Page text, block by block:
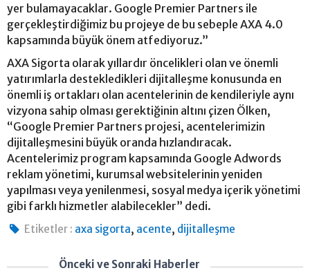
yer bulamayacaklar. Google Premier Partners ile
gerçekleştirdiğimiz bu projeye de bu sebeple AXA 4.0
kapsamında büyük önem atfediyoruz.”
AXA Sigorta olarak yıllardır öncelikleri olan ve önemli
yatırımlarla destekledikleri dijitalleşme konusunda en
önemli iş ortakları olan acentelerinin de kendileriyle aynı
vizyona sahip olması gerektiğinin altını çizen Ölken,
“Google Premier Partners projesi, acentelerimizin
dijitalleşmesini büyük oranda hızlandıracak.
Acentelerimiz program kapsamında Google Adwords
reklam yönetimi, kurumsal websitelerinin yeniden
yapılması veya yenilenmesi, sosyal medya içerik yönetimi
gibi farklı hizmetler alabilecekler” dedi.
Etiketler : axa sigorta, acente, dijitalleşme
Önceki ve Sonraki Haberler